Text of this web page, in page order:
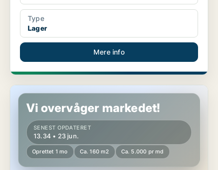
Type
Lager
Mere info
Lager i Vejle
Vi overvåger markedet!
SENEST OPDATERET
13.34 • 23 jun.
Oprettet 1 mo Ca. 160 m2 Ca. 5.000 pr md